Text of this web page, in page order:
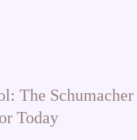
The
Today